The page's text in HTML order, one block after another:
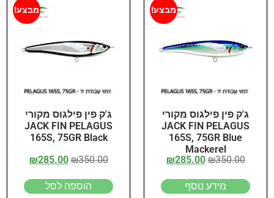
מבצע!
ג'ק פין פילגוס מקורי
JACK FIN PELAGUS
165S, 75GR Blue
Mackerel
₪350.00
₪285.00
מידע נוסף
מבצע!
ג'ק פין פילגוס מקורי
JACK FIN PELAGUS
165S, 75GR Black
₪350.00
₪285.00
הוספה לסל